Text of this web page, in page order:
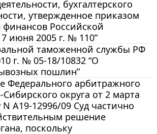
бухгалтерского
утвержденное приказом
Российской
июня 2005 г. № 110”
таможенной службы РФ
г. № 05-18/10832 “О
пошлин”
Федерального арбитражного
Сибирского округа от 2 марта
N А19-12996/09 Суд частично
решение
поскольку